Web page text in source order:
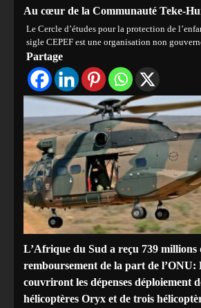
Au cœur de la Communauté Teke-
Le Cercle d’études pour la protection de
sigle CEPEF est une organisation non
Partage
L’Afrique du Sud a reçu 739 millions
remboursement de la part de l’ONU:
couvriront les dépenses déploiement
hélicoptères Oryx et de trois